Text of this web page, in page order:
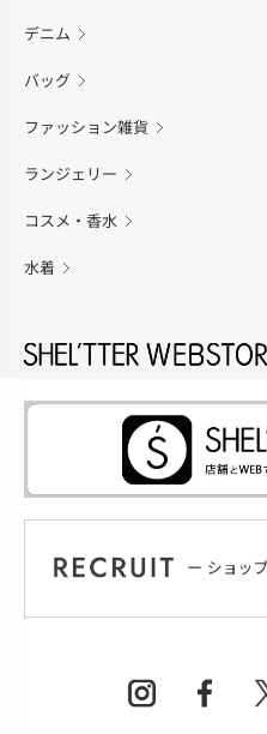
デニム
バッグ
ファッション雑貨
ランジェリー
コスメ・香水
水着